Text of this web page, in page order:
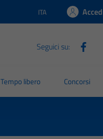
Lingua attiva:
ITA
Seguici su:
Tempo libero Concorsi